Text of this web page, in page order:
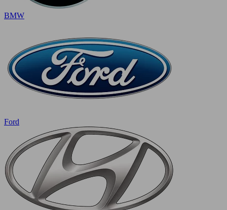
BMW
Ford